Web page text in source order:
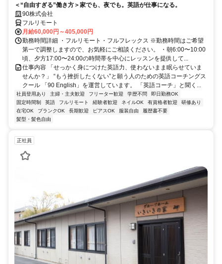
＜“自由すぎる”働き方＞家でも、夜でも。英語が仕事になる。
90株式会社
フルリモート
月給60,000円～405,000円
勤務時間詳細 ・フルリモート・フルフレックス ※勤務時間はご希望
第一で調整しますので、お気軽にご相談ください。 ・朝6:00〜10:00
頃、夕方17:00〜24:00の時間帯を中心にレッスンを提供して...
仕事内容 「せっかく身につけた英語力、使わないまま眠らせていま
せんか？」 “もう挫折したくない”と願う人のための英語コーチングス
クール 「90 English」を運営しています。 「英語コーチ」と聞く...
社員登用あり 主婦・主夫歓迎 フリーター歓迎 学歴不問
即日勤務OK
固定時間制
英語 フルリモート 経験者歓迎 ネイルOK 有資格者歓迎
研修あり
在宅OK
ブランクOK 長期歓迎 ピアスOK 服装自由
履歴書不要
髪型・髪色自由
正社員